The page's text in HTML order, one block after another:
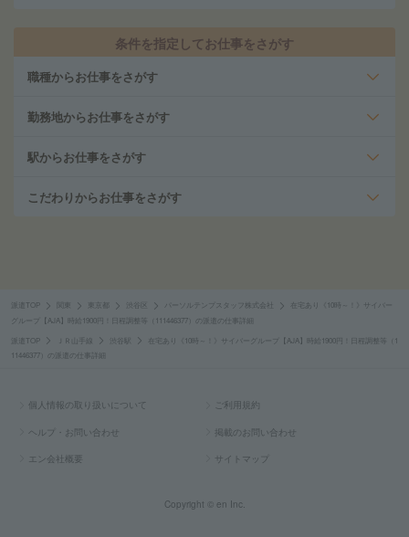
条件を指定してお仕事をさがす
職種からお仕事をさがす
勤務地からお仕事をさがす
駅からお仕事をさがす
こだわりからお仕事をさがす
派遣TOP 東京都 渋谷区 パーソルテンプスタッフ株式会社
在宅あり《10時～！》サイバー
グループ【AJA】時給1900円！日程調整等（111446377）の派遣の仕事詳細
派遣TOP ＪＲ山手線 渋谷駅
在宅あり《10時～！》サイバーグループ【AJA】時給1900円！日程調整等（1
11446377）の派遣の仕事詳細
個人情報の取り扱いについて ご利用規約
ヘルプ・お問い合わせ 掲載のお問い合わせ
エン会社概要 サイトマップ
Copyright © en Inc.